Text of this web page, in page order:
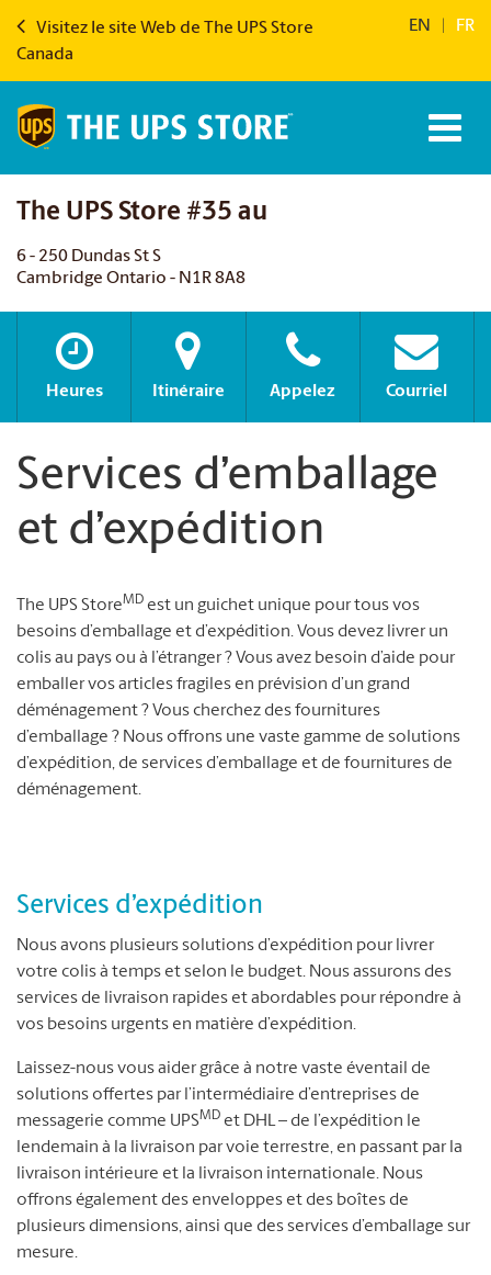
Visitez le site Web de The UPS Store
Canada
EN FR
The UPS Store #35 au
6 - 250 Dundas St S
Cambridge Ontario - N1R 8A8
Heures Itinéraire Appelez Courriel
Services d’emballage
et d’expédition
The UPS StoreMD est un guichet unique pour tous vos
besoins d’emballage et d’expédition. Vous devez livrer un
colis au pays ou à l’étranger ? Vous avez besoin d’aide pour
emballer vos articles fragiles en prévision d’un grand
déménagement ? Vous cherchez des fournitures
d’emballage ? Nous offrons une vaste gamme de solutions
d’expédition, de services d’emballage et de fournitures de
déménagement.
Services d’expédition
Nous avons plusieurs solutions d’expédition pour livrer
votre colis à temps et selon le budget. Nous assurons des
services de livraison rapides et abordables pour répondre à
vos besoins urgents en matière d’expédition.
Laissez-nous vous aider grâce à notre vaste éventail de
solutions offertes par l’intermédiaire d’entreprises de
messagerie comme UPSMD et DHL – de l’expédition le
lendemain à la livraison par voie terrestre, en passant par la
livraison intérieure et la livraison internationale. Nous
offrons également des enveloppes et des boîtes de
plusieurs dimensions, ainsi que des services d’emballage sur
mesure.